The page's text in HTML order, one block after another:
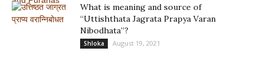
What is meaning and source of
“Uttishthata Jagrata Prapya Varan
Nibodhata”?
Shloka August 19, 2021